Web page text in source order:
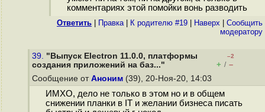
комментариях этой помойки вонь разводить
Ответить Правка| К родителю #19 Наверх
Cообщить
модератору
39. "Выпуск Electron 11.0.0, платформы
создания приложений на баз..."
–2
+ / –
Сообщение от Аноним (39), 20-Ноя-20, 14:03
ИМХО, дело не только в этом но и в общем
снижении планки в IT и желании бизнеса писать